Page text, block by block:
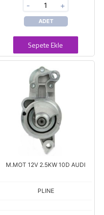
- +
ADET
Sepete Ekle
M.MOT 12V 2.5KW 10D AUDI
PLINE